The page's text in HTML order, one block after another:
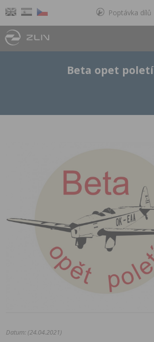
Poptávka dílů
Beta opet poletí
Datum: (24.04.2021)